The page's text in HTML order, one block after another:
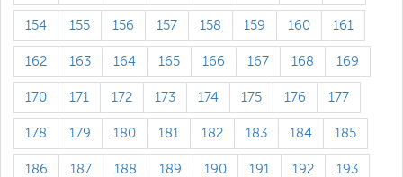
154 155 156 157 158 159 160 161
162 163 164 165 166 167 168 169
170 171 172 173 174 175 176 177
178 179 180 181 182 183 184 185
186 187 188 189 190 191 192 193